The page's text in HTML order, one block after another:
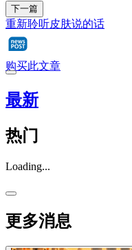
下一篇
重新聆听皮肤说的话
购买此文章
最新
热门
Loading...
更多消息